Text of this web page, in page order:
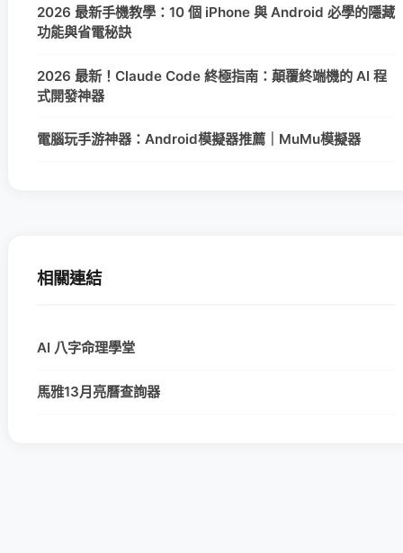
2026 最新手機教學：10 個 iPhone 與 Android 必學的隱藏
功能與省電秘訣
2026 最新！Claude Code 終極指南：顛覆終端機的 AI 程
式開發神器
電腦玩手游神器：Android模擬器推薦｜MuMu模擬器
相關連結
AI 八字命理學堂
馬雅13月亮曆查詢器